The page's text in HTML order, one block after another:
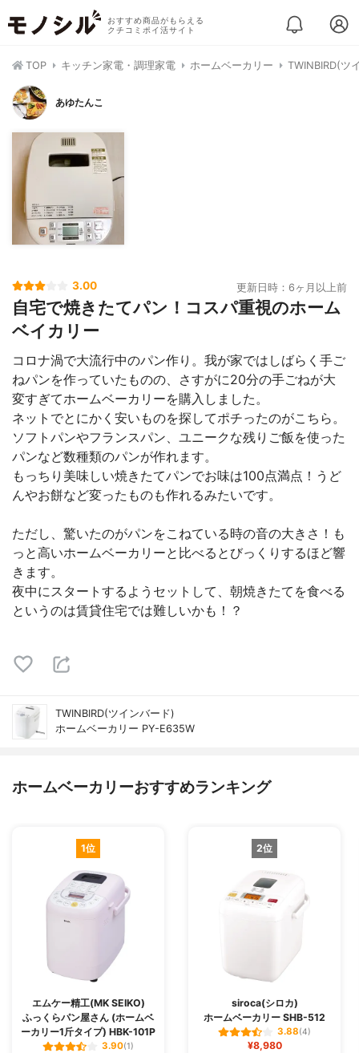
おすすめ商品がもらえる
クチコミポイ活サイト
TOP キッチン家電・調理家電 ホームベーカリー TWINBIRD(ツ
あゆたんこ
3.00 更新日時：6ヶ月以上前
自宅で焼きたてパン！コスパ重視のホーム
ベイカリー
コロナ渦で大流行中のパン作り。我が家ではしばらく手ご
ねパンを作っていたものの、さすがに20分の手ごねが大
変すぎてホームベーカリーを購入しました。
ネットでとにかく安いものを探してポチったのがこちら。
ソフトパンやフランスパン、ユニークな残りご飯を使った
パンなど数種類のパンが作れます。
もっちり美味しい焼きたてパンでお味は100点満点！うど
んやお餅など変ったものも作れるみたいです。
ただし、驚いたのがパンをこねている時の音の大きさ！も
っと高いホームベーカリーと比べるとびっくりするほど響
きます。
夜中にスタートするようセットして、朝焼きたてを食べる
というのは賃貸住宅では難しいかも！？
TWINBIRD(ツインバード)
ホームベーカリー PY-E635W
ホームベーカリーおすすめランキング
1位
エムケー精工(MK SEIKO)
ふっくらパン屋さん (ホームベ
ーカリー1斤タイプ) HBK-101P
3.90(1)
2位
siroca(シロカ)
ホームベーカリー SHB-512
3.88(4)
¥8,980